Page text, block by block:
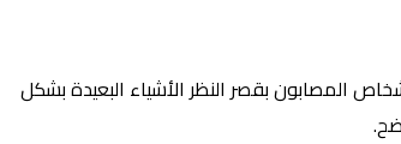
المصابون بقصر النظر الأشياء البعيدة بشكل